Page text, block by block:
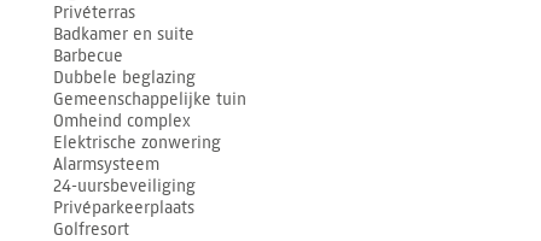
Privéterras
Badkamer en suite
Barbecue
Dubbele beglazing
Gemeenschappelijke tuin
Omheind complex
Elektrische zonwering
Alarmsysteem
24-uursbeveiliging
Privéparkeerplaats
Golfresort